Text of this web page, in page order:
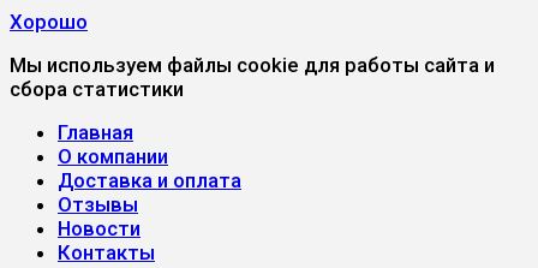
Хорошо
Мы используем файлы cookie для работы сайта и
сбора статистики
Главная
О компании
Доставка и оплата
Отзывы
Новости
Контакты